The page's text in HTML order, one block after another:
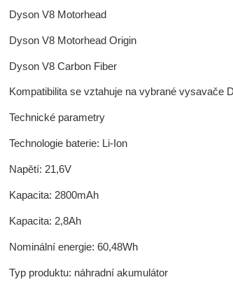
Dyson V8 Motorhead
Dyson V8 Motorhead Origin
Dyson V8 Carbon Fiber
Kompatibilita se vztahuje na vybrané vysavače
Technické parametry
Technologie baterie: Li-Ion
Napětí: 21,6V
Kapacita: 2800mAh
Kapacita: 2,8Ah
Nominální energie: 60,48Wh
Typ produktu: náhradní akumulátor